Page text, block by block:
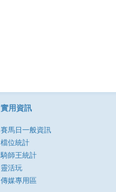
實用資訊
賽馬日一般資訊
檔位統計
騎師王統計
靈活玩
傳媒專用區